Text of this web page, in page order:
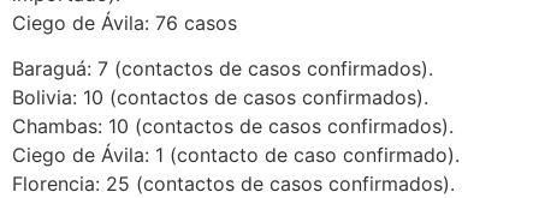
Ciego de Ávila: 76 casos
Baraguá: 7 (contactos de casos confirmados).
Bolivia: 10 (contactos de casos confirmados).
Chambas: 10 (contactos de casos confirmados).
Ciego de Ávila: 1 (contacto de caso confirmado).
Florencia: 25 (contactos de casos confirmados).